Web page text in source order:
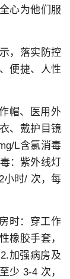
心为他们服
，落实防控
便捷、人性
帽、医用外
、戴护目镜
L含氯消毒
：紫外线灯
小时/ 次，每
时：穿工作
橡胶手套，
加强病房及
少 3-4 次，